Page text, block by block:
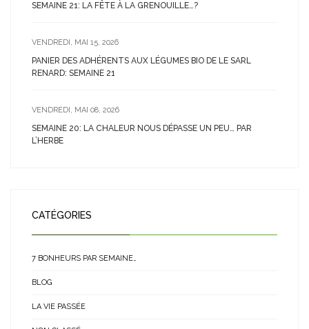
SEMAINE 21: LA FÊTE À LA GRENOUILLE…?
VENDREDI, MAI 15, 2026
PANIER DES ADHÉRENTS AUX LÉGUMES BIO DE LE SARL
RENARD: SEMAINE 21
VENDREDI, MAI 08, 2026
SEMAINE 20: LA CHALEUR NOUS DÉPASSE UN PEU… PAR
L’HERBE
CATÉGORIES
7 BONHEURS PAR SEMAINE…
BLOG
LA VIE PASSÉE